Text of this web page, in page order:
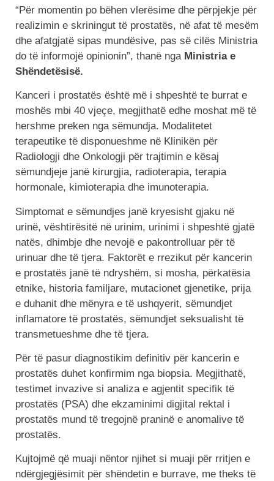
“Për momentin po bëhen vlerësime dhe përpjekje për
realizimin e skriningut të prostatës, në afat të mesëm
dhe afatgjatë sipas mundësive, pas së cilës Ministria
do të informojë opinionin”, thanë nga Ministria e
Shëndetësisë.
Kanceri i prostatës është më i shpeshtë te burrat e
moshës mbi 40 vjeçe, megjithatë edhe moshat më të
hershme preken nga sëmundja. Modalitetet
terapeutike të disponueshme në Klinikën për
Radiologji dhe Onkologji për trajtimin e kësaj
sëmundjeje janë kirurgjia, radioterapia, terapia
hormonale, kimioterapia dhe imunoterapia.
Simptomat e sëmundjes janë kryesisht gjaku në
urinë, vështirësitë në urinim, urinimi i shpeshtë gjatë
natës, dhimbje dhe nevojë e pakontrolluar për të
urinuar dhe të tjera. Faktorët e rrezikut për kancerin
e prostatës janë të ndryshëm, si mosha, përkatësia
etnike, historia familjare, mutacionet gjenetike, prija
e duhanit dhe mënyra e të ushqyerit, sëmundjet
inflamatore të prostatës, sëmundjet seksualisht të
transmetueshme dhe të tjera.
Për të pasur diagnostikim definitiv për kancerin e
prostatës duhet konfirmim nga biopsia. Megjithatë,
testimet invazive si analiza e agjentit specifik të
prostatës (PSA) dhe ekzaminimi digjital rektal i
prostatës mund të tregojnë praninë e anomalive të
prostatës.
Kujtojmë që muaji nëntor njihet si muaji për rritjen e
ndërgjegjësimit për shëndetin e burrave, me theks të